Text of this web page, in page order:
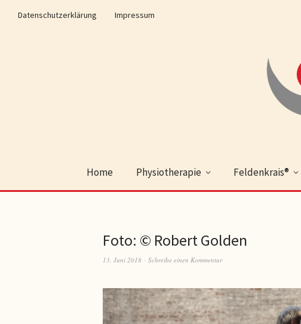
Datenschutzerklärung Impressum
Home Physiotherapie Feldenkrais®
Foto: © Robert Golden
13. Juni 2018 Schreibe einen Kommentar